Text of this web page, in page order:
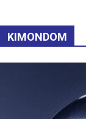
KIMONDOM